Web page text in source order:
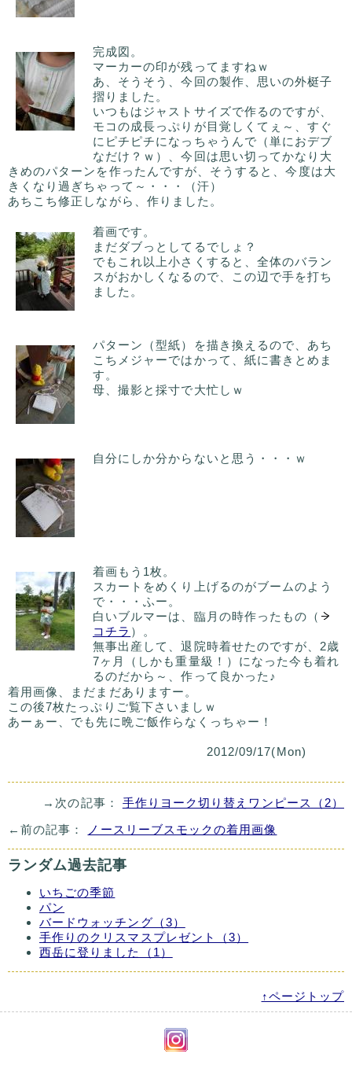
完成図。
マーカーの印が残ってますねｗ
あ、そうそう、今回の製作、思いの外梃子
摺りました。
いつもはジャストサイズで作るのですが、
モコの成長っぷりが目覚しくてぇ～、すぐ
にピチピチになっちゃうんで（単におデブ
なだけ？ｗ）、今回は思い切ってかなり大
きめのパターンを作ったんですが、そうすると、今度は大
きくなり過ぎちゃって～・・・（汗）
あちこち修正しながら、作りました。
着画です。
まだダブっとしてるでしょ？
でもこれ以上小さくすると、全体のバラン
スがおかしくなるので、この辺で手を打ち
ました。
パターン（型紙）を描き換えるので、あち
こちメジャーではかって、紙に書きとめま
す。
母、撮影と採寸で大忙しｗ
自分にしか分からないと思う・・・ｗ
着画もう1枚。
スカートをめくり上げるのがブームのよう
で・・・ふー。
白いブルマーは、臨月の時作ったもの（
コチラ ）。
無事出産して、退院時着せたのですが、2歳
7ヶ月（しかも重量級！）になった今も着れ
るのだから～、作って良かった♪
着用画像、まだまだありますー。
この後7枚たっぷりご覧下さいましｗ
あーぁー、でも先に晩ご飯作らなくっちゃー！
2012/09/17(Mon)
→次の記事： 手作りヨーク切り替えワンピース（2）
←前の記事：
ノースリーブスモックの着用画像
ランダム過去記事
いちごの季節
パン
バードウォッチング（3）
手作りのクリスマスプレゼント（3）
西岳に登りました（1）
↑ページトップ